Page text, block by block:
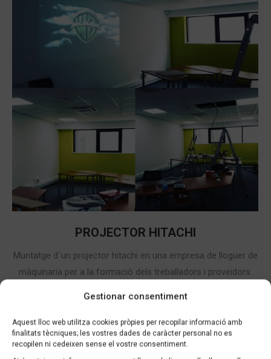
Gestionar consentiment
Aquest lloc web utilitza cookies pròpies per recopilar informació amb
finalitats tècniques; les vostres dades de caràcter personal no es
recopilen ni cedeixen sense el vostre consentiment.
PROJECTOR HITACHI
Muntatge d´un projector hitachi en una empresa de lloguer de
màquinaria per a la formaciò dels treballadors i proveidors.